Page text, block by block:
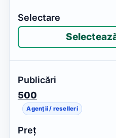
500
Agenții / reselleri